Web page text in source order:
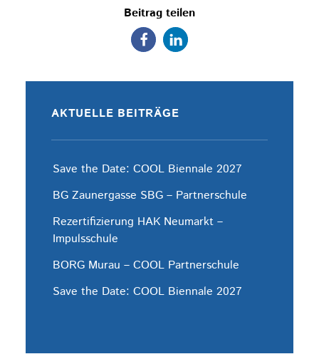
Beitrag teilen
AKTUELLE BEITRÄGE
Save the Date: COOL Biennale 2027
BG Zaunergasse SBG – Partnerschule
Rezertifizierung HAK Neumarkt –
Impulsschule
BORG Murau – COOL Partnerschule
Save the Date: COOL Biennale 2027